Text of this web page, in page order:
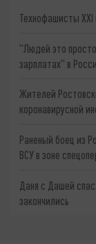
Технофашисты XXI
"Людей это
зарплатах" в
Жителей
коронавирусной
Раненый боец из
ВСУ в зоне
Даня с Дашей
закончились